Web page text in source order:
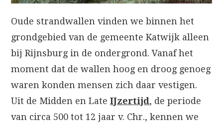
Oude strandwallen vinden we binnen het
grondgebied van de gemeente Katwijk alleen
bij Rijnsburg in de ondergrond. Vanaf het
moment dat de wallen hoog en droog genoeg
waren konden mensen zich daar vestigen.
Uit de Midden en LateIJzertijd, de periode
van circa 500 tot 12 jaar v. Chr., kennen we